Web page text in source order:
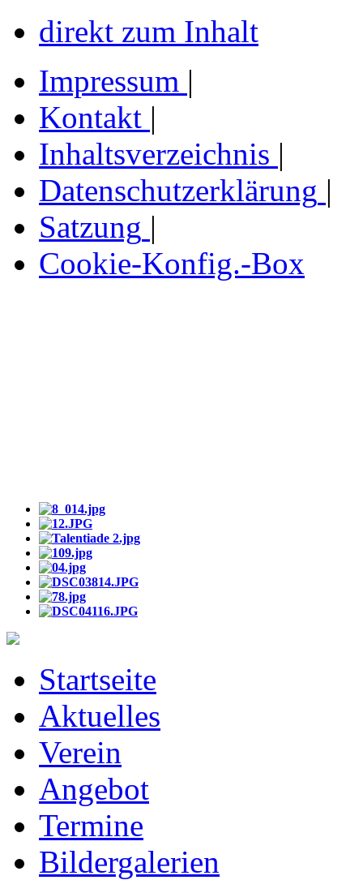
direkt zum Inhalt
Impressum |
Kontakt |
Inhaltsverzeichnis |
Datenschutzerklärung |
Satzung |
Cookie-Konfig.-Box
Startseite
Aktuelles
Verein
Angebot
Termine
Bildergalerien